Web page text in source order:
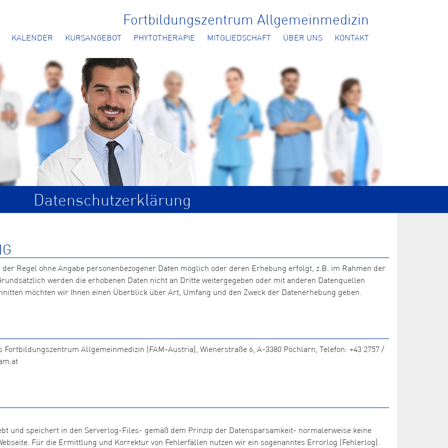
Fortbildungszentrum Allgemeinmedizin
KALENDER KURSANGEBOT PHYTOTHERAPIE MITGLIEDSCHAFT ÜBER UNS KONTAKT
Datenschutzerklärung
Regel ohne Angabe personenbezogener Daten möglich oder deren Erhebung erfolgt, z.B. im Rahmen der
werden die erhobenen Daten nicht an Dritte weitergegeben oder mit anderen Datenquellen
möchten wir Ihnen einen Überblick über Art, Umfang und den Zweck der Datenerhebung geben.
Allgemeinmedizin (FAM-Austria), Wienerstraße 6, A-3380 Pöchlarn, Telefon: +43 2757 /
und speichert in den Serverlog-Files- gemäß dem Prinzip der Datensparsamkeit- normalerweise keine
Für die Ermittlung und Korrektur von Fehlerfällen nutzen wir ein sogenanntes Errorlog (Fehlerlog).